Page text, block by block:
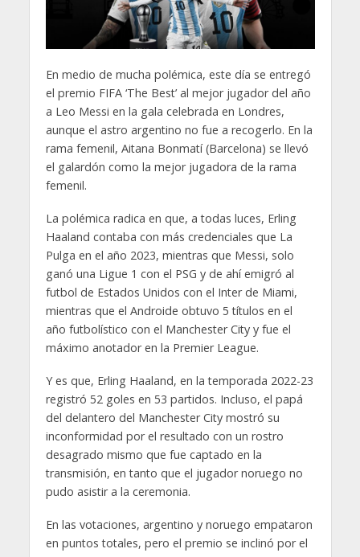
En medio de mucha polémica, este día se entregó
el premio FIFA ‘The Best’ al mejor jugador del año
a Leo Messi en la gala celebrada en Londres,
aunque el astro argentino no fue a recogerlo. En la
rama femenil, Aitana Bonmatí (Barcelona) se llevó
el galardón como la mejor jugadora de la rama
femenil.
La polémica radica en que, a todas luces, Erling
Haaland contaba con más credenciales que La
Pulga en el año 2023, mientras que Messi, solo
ganó una Ligue 1 con el PSG y de ahí emigró al
futbol de Estados Unidos con el Inter de Miami,
mientras que el Androide obtuvo 5 títulos en el
año futbolístico con el Manchester City y fue el
máximo anotador en la Premier League.
Y es que, Erling Haaland, en la temporada 2022-23
registró 52 goles en 53 partidos. Incluso, el papá
del delantero del Manchester City mostró su
inconformidad por el resultado con un rostro
desagrado mismo que fue captado en la
transmisión, en tanto que el jugador noruego no
pudo asistir a la ceremonia.
En las votaciones, argentino y noruego empataron
en puntos totales, pero el premio se inclinó por el